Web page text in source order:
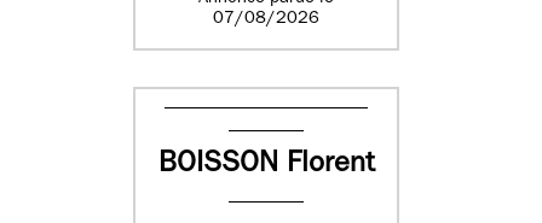
07/08/2026
BOISSON Florent